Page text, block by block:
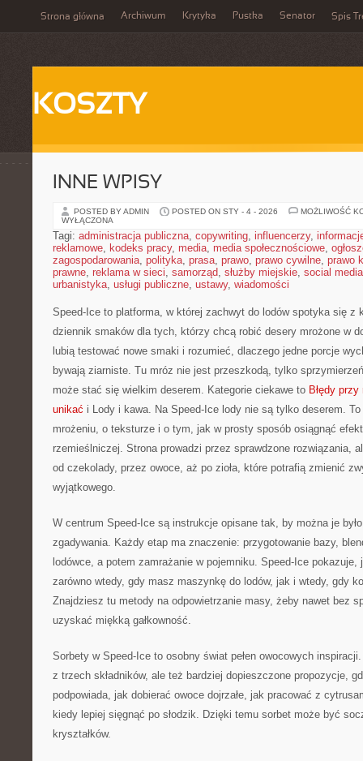
Strona główna Archiwum Krytyka Pustka Senator Spis
KOSZTY
INNE WPISY
POSTED BY ADMIN POSTED ON STY - 4 - 2026
MOŻLIWOŚĆ
WYŁĄCZONA
Tagi: administracja publiczna, copywriting, influencerzy,
reklamowe, kodeks pracy, media, media społecznościowe,
zagospodarowania, polityka, prasa, prawo, prawo cywilne, prawo
prawne, reklama w sieci, samorząd, służby miejskie, social media
urbanistyka, usługi publiczne, ustawy, wiadomości
Speed-Ice to platforma, w której zachwyt do lodów spotyka się z
dziennik smaków dla tych, którzy chcą robić desery mrożone w
lubią testować nowe smaki i rozumieć, dlaczego jedne porcje
bywają ziarniste. Tu mróz nie jest przeszkodą, tylko
może stać się wielkim deserem. Kategorie ciekawe to Błędy
unikać i Lody i kawa. Na Speed-Ice lody nie są tylko deserem.
mrożeniu, o teksturze i o tym, jak w prosty sposób osiągnąć
rzemieślniczej. Strona prowadzi przez sprawdzone rozwiązania,
od czekolady, przez owoce, aż po zioła, które potrafią zmienić
wyjątkowego.
W centrum Speed-Ice są instrukcje opisane tak, by można je
zgadywania. Każdy etap ma znaczenie: przygotowanie bazy,
lodówce, a potem zamrażanie w pojemniku. Speed-Ice pokazuje,
zarówno wtedy, gdy masz maszynkę do lodów, jak i wtedy, gdy
Znajdziesz tu metody na odpowietrzanie masy, żeby nawet bez
uzyskać miękką gałkowność.
Sorbety w Speed-Ice to osobny świat pełen owocowych
z trzech składników, ale też bardziej dopieszczone propozycje,
podpowiada, jak dobierać owoce dojrzałe, jak pracować z
kiedy lepiej sięgnąć po słodzik. Dzięki temu sorbet może być
kryształków.